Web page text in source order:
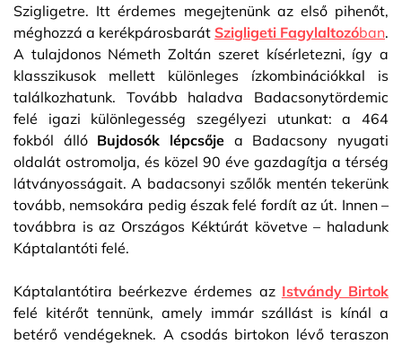
Szigligetre. Itt érdemes megejtenünk az első pihenőt,
méghozzá a kerékpárosbarát Szigligeti Fagylaltozóban.
A tulajdonos Németh Zoltán szeret kísérletezni, így a
klasszikusok mellett különleges ízkombinációkkal is
találkozhatunk. Tovább haladva Badacsonytördemic
felé igazi különlegesség szegélyezi utunkat: a 464
fokból álló Bujdosók lépcsője a Badacsony nyugati
oldalát ostromolja, és közel 90 éve gazdagítja a térség
látványosságait. A badacsonyi szőlők mentén tekerünk
tovább, nemsokára pedig észak felé fordít az út. Innen –
továbbra is az Országos Kéktúrát követve – haladunk
Káptalantóti felé.
Káptalantótira beérkezve érdemes az Istvándy Birtok
felé kitérőt tennünk, amely immár szállást is kínál a
betérő vendégeknek. A csodás birtokon lévő teraszon